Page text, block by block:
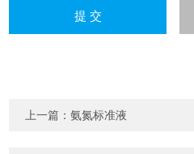
上一篇：氨氮标准液